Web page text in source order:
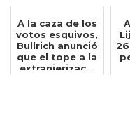
A la caza de los
votos esquivos,
Bullrich anunció
que el tope a la
extranjerizac...